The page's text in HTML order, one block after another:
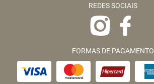
REDES SOCIAIS
FORMAS DE PAGAMENTO